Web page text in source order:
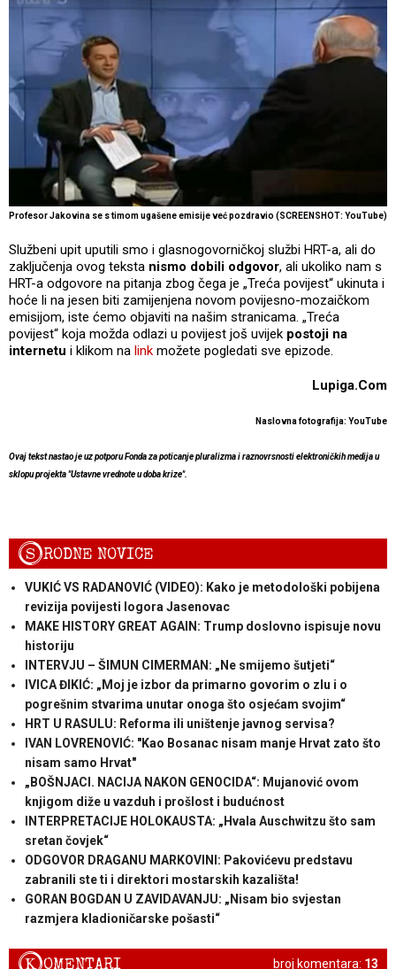
Profesor Jakovina se s timom ugašene emisije već pozdravio (SCREENSHOT: YouTube)
Službeni upit uputili smo i glasnogovorničkoj službi HRT-a, ali do
zaključenja ovog teksta nismo dobili odgovor, ali ukoliko nam s
HRT-a odgovore na pitanja zbog čega je „Treća povijest“ ukinuta i
hoće li na jesen biti zamijenjena novom povijesno-mozaičkom
emisijom, iste ćemo objaviti na našim stranicama. „Treća
povijest“ koja možda odlazi u povijest još uvijek postoji na
internetu i klikom na link možete pogledati sve epizode.
Lupiga.Com
Naslovna fotografija: YouTube
Ovaj tekst nastao je uz potporu Fonda za poticanje pluralizma i raznovrsnosti elektroničkih medija u
sklopu projekta "Ustavne vrednote u doba krize".
SRODNE NOVICE
VUKIĆ VS RADANOVIĆ (VIDEO): Kako je metodološki pobijena
revizija povijesti logora Jasenovac
MAKE HISTORY GREAT AGAIN: Trump doslovno ispisuje novu
historiju
INTERVJU – ŠIMUN CIMERMAN: „Ne smijemo šutjeti“
IVICA ĐIKIĆ: „Moj je izbor da primarno govorim o zlu i o
pogrešnim stvarima unutar onoga što osjećam svojim“
HRT U RASULU: Reforma ili uništenje javnog servisa?
IVAN LOVRENOVIĆ: "Kao Bosanac nisam manje Hrvat zato što
nisam samo Hrvat"
„BOŠNJACI. NACIJA NAKON GENOCIDA“: Mujanović ovom
knjigom diže u vazduh i prošlost i budućnost
INTERPRETACIJE HOLOKAUSTA: „Hvala Auschwitzu što sam
sretan čovjek“
ODGOVOR DRAGANU MARKOVINI: Pakovićevu predstavu
zabranili ste ti i direktori mostarskih kazališta!
GORAN BOGDAN U ZAVIDAVANJU: „Nisam bio svjestan
razmjera kladioničarske pošasti“
broj komentara: 13
OMENTARI